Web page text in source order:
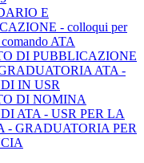
E
- colloqui per
ATA
DI PUBBLICAZIONE
ATA -
IN USR
DI NOMINA
ATA - USR PER LA
- GRADUATORIA PER